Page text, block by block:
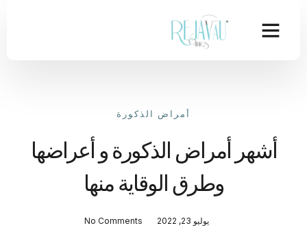
أمراض الذكورة
أشهر أمراض الذكورة و أعراضها
وطرق الوقاية منها
يوليو 23, 2022 No Comments